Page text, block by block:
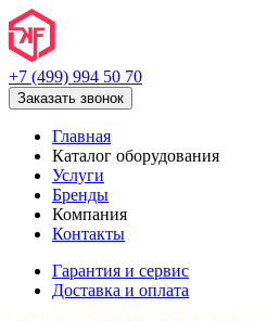
+7 (499) 994 50 70
Заказать звонок
Главная
Каталог оборудования
Услуги
Бренды
Компания
Контакты
Гарантия и сервис
Доставка и оплата